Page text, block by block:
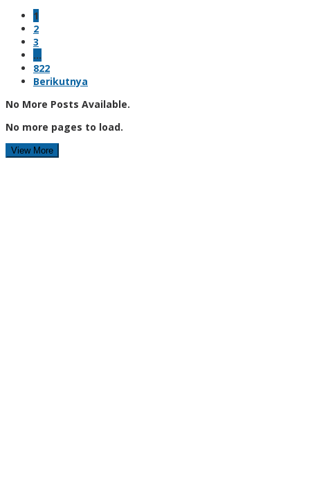
1
2
3
…
822
Berikutnya
No More Posts Available.
No more pages to load.
View More